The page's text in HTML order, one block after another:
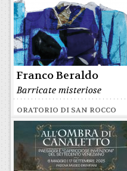
Franco Beraldo
Barricate misteriose
ORATORIO DI SAN ROCCO